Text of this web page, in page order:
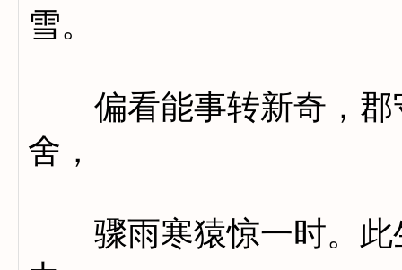
雪。
偏看能事转新奇，郡
舍，
骤雨寒猿惊一时。此